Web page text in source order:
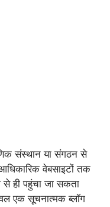
संस्थान या संगठन से
वेबसाइटों तक
ही पहुंचा जा सकता
एक सूचनात्मक ब्लॉग